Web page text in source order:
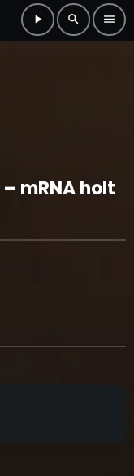
play_arrow search menu
mRNA holt